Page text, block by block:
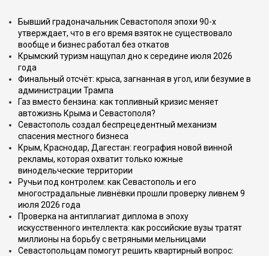
Бывший градоначальник Севастополя эпохи 90-х
утверждает, что в его время взяток не существовало
вообще и бизнес работал без откатов
Крымский туризм нащупал дно к середине июля 2026
года
Финальный отсчёт: крыса, загнанная в угол, или безумие в
администрации Трампа
Газ вместо бензина: как топливный кризис меняет
автожизнь Крыма и Севастополя?
Севастополь создал беспрецедентный механизм
спасения местного бизнеса
Крым, Краснодар, Дагестан: география новой винной
рекламы, которая охватит только южные
винодельческие территории
Ручьи под контролем: как Севастополь и его
многострадальные ливнёвки прошли проверку ливнем 9
июля 2026 года
Проверка на антиплагиат диплома в эпоху
искусственного интеллекта: как российские вузы тратят
миллионы на борьбу с ветряными мельницами
Севастопольцам помогут решить квартирный вопрос: